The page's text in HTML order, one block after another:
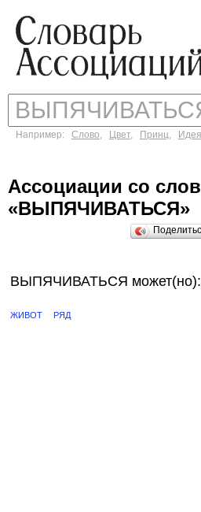
Например: Слово, Цвет, Принц, Идея
Ассоциации со
«ВЫПЯЧИВАТЬСЯ»
ВЫПЯЧИВАТЬСЯ может(но):
ЖИВОТ РЯД